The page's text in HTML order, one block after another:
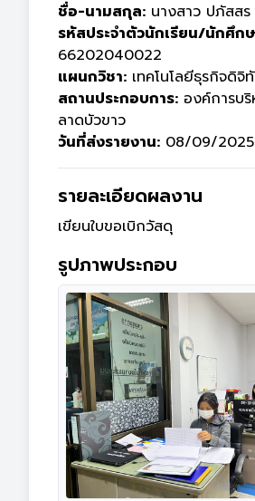
ชื่อ-นามสกุล: นางสาว ปภัสสร
รหัสประจำตัวนักเรียน/นักศึก
66202040022
แผนกวิชา: เทคโนโลยีธุรกิจดิจิ
สถานประกอบการ: องค์การบ
ลาดบัวขาว
วันที่ส่งรายงาน: 08/09/2025
รายละเอียดผลงาน
เขียนใบขอเบิกวัสดุ
รูปภาพประกอบ